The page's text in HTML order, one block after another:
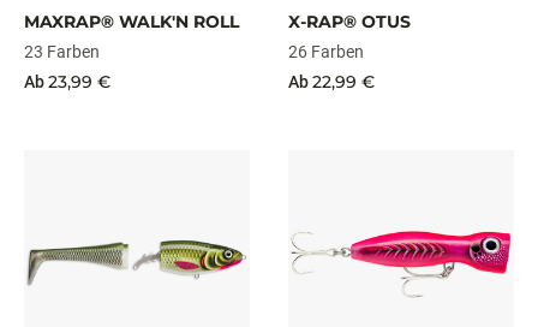
MAXRAP® WALK'N ROLL
23 Farben
Ab23,99 €
X-RAP® OTUS
26 Farben
Ab22,99 €